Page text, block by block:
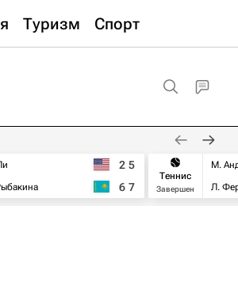
Туризм Спорт
2 5
6 7
Теннис
Завершен
М.
Л.